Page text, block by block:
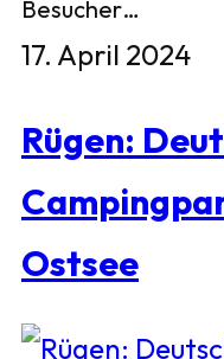
Besucher…
17. April 2024
Rügen:
Ostsee